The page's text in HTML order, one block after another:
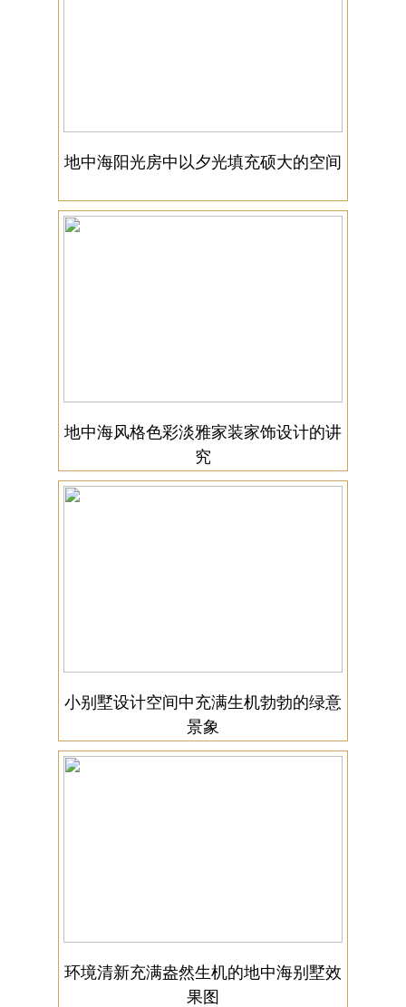
地中海阳光房中以夕光填充硕大的空间
地中海风格色彩淡雅家装家饰设计的讲
究
小别墅设计空间中充满生机勃勃的绿意
景象
环境清新充满盎然生机的地中海别墅效
果图